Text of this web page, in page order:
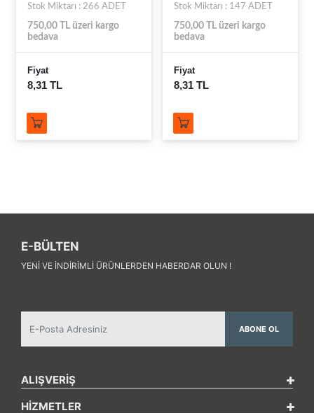
Stok Miktarı : 266 ADET
750,00 TL üzeri kargo
bedava
Fiyat
8,31 TL
Stok Miktarı : 147 ADET
750,00 TL üzeri kargo
bedava
Fiyat
8,31 TL
E-BÜLTEN
YENI VE INDIRIMLI ÜRÜNLERDEN HABERDAR OLUN !
ABONE OL
ALIŞVERİŞ
HİZMETLER